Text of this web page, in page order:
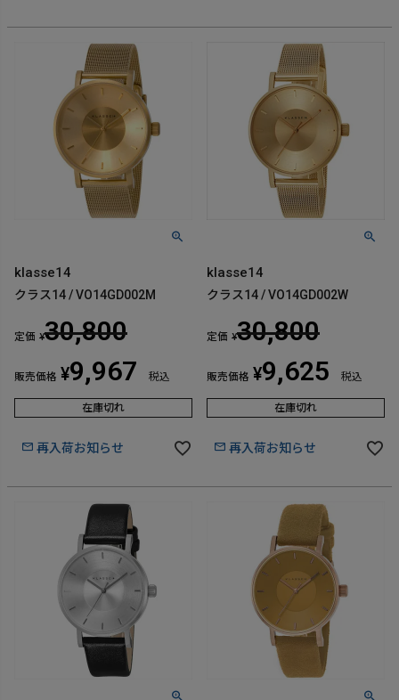
klasse14
クラス14 / VO14GD002M
定価 ¥30,800
販売価格 ¥9,967 税込
在庫切れ
再入荷お知らせ
klasse14
クラス14 / VO14GD002W
定価 ¥30,800
販売価格 ¥9,625 税込
在庫切れ
再入荷お知らせ